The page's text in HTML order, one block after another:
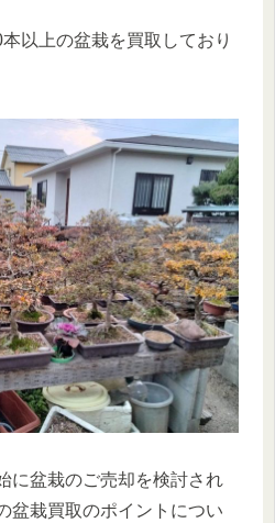
以上の盆栽を買取しており
に盆栽のご売却を検討され
盆栽買取のポイントについ